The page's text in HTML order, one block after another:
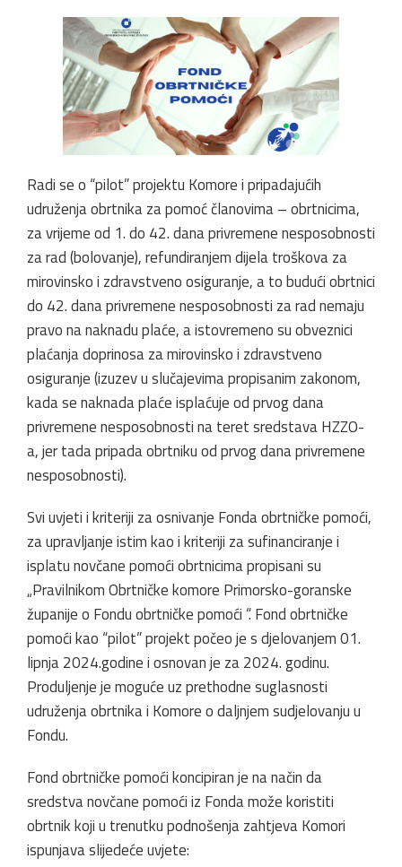
Radi se o “pilot” projektu Komore i pripadajućih
udruženja obrtnika za pomoć članovima – obrtnicima,
za vrijeme od 1. do 42. dana privremene nesposobnosti
za rad (bolovanje), refundiranjem dijela troškova za
mirovinsko i zdravstveno osiguranje, a to budući obrtnici
do 42. dana privremene nesposobnosti za rad nemaju
pravo na naknadu plaće, a istovremeno su obveznici
plaćanja doprinosa za mirovinsko i zdravstveno
osiguranje (izuzev u slučajevima propisanim zakonom,
kada se naknada plaće isplaćuje od prvog dana
privremene nesposobnosti na teret sredstava HZZO-
a, jer tada pripada obrtniku od prvog dana privremene
nesposobnosti).
Svi uvjeti i kriteriji za osnivanje Fonda obrtničke pomoći,
za upravljanje istim kao i kriteriji za sufinanciranje i
isplatu novčane pomoći obrtnicima propisani su
„Pravilnikom Obrtničke komore Primorsko-goranske
županije o Fondu obrtničke pomoći “. Fond obrtničke
pomoći kao “pilot” projekt počeo je s djelovanjem 01.
lipnja 2024.godine i osnovan je za 2024. godinu.
Produljenje je moguće uz prethodne suglasnosti
udruženja obrtnika i Komore o daljnjem sudjelovanju u
Fondu.
Fond obrtničke pomoći koncipiran je na način da
sredstva novčane pomoći iz Fonda može koristiti
obrtnik koji u trenutku podnošenja zahtjeva Komori
ispunjava slijedeće uvjete: